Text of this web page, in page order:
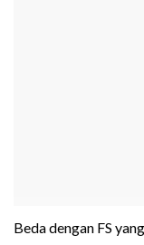
Beda dengan FS